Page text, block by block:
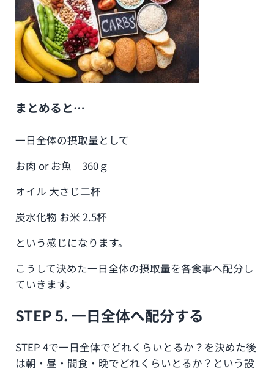
まとめると…
一日全体の摂取量として
お肉 or お魚 360ｇ
オイル 大さじ二杯
炭水化物 お米 2.5杯
という感じになります。
こうして決めた一日全体の摂取量を各食事へ配分し
ていきます。
STEP 5. 一日全体へ配分する
STEP 4で一日全体でどれくらいとるか？を決めた後
は朝・昼・間食・晩でどれくらいとるか？という設